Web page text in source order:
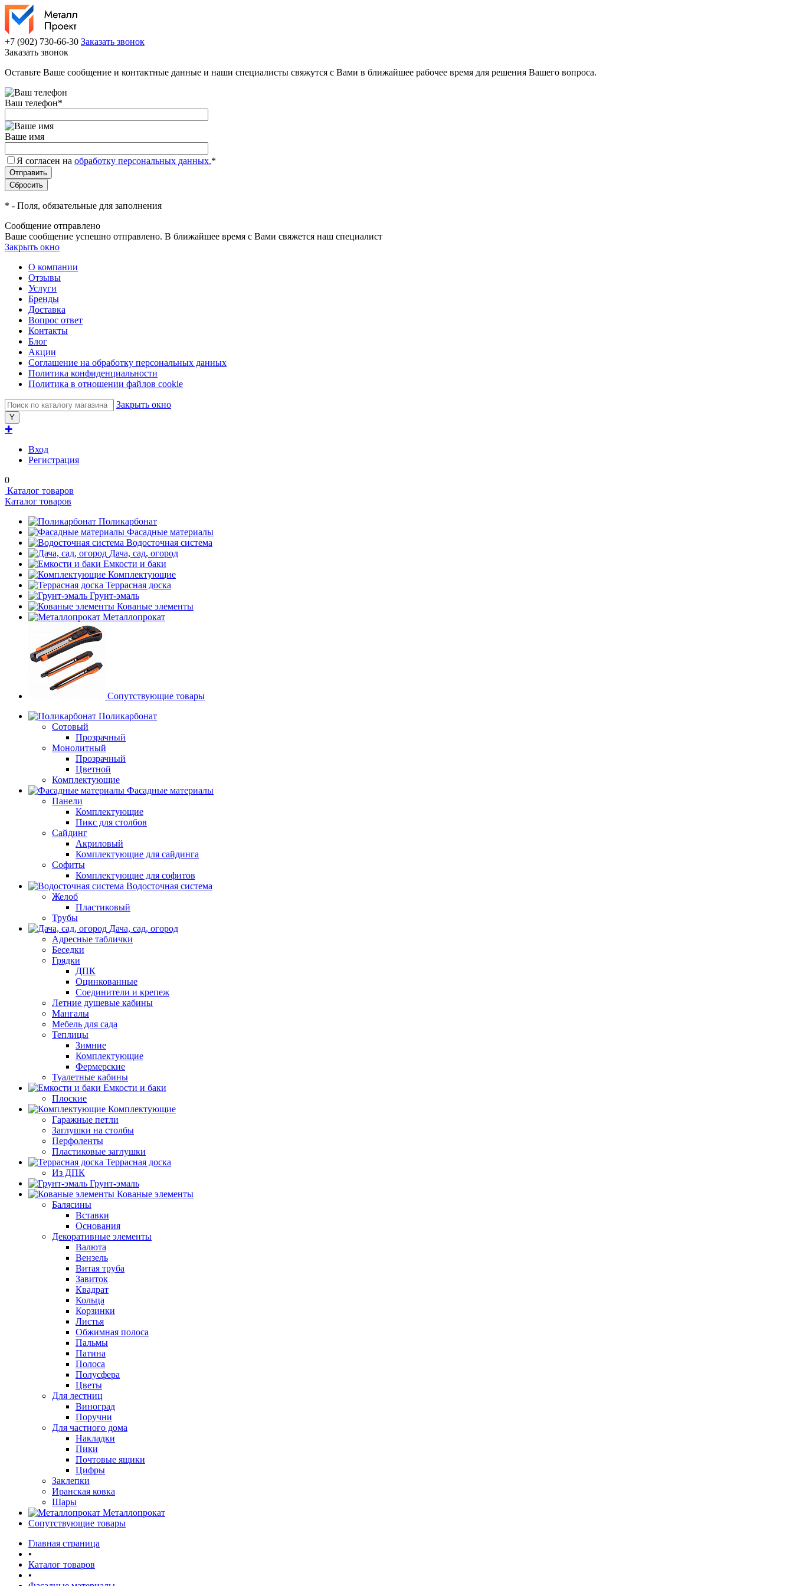
+7 (902) 730-66-30 Заказать звонок
Заказать звонок
Оставьте Ваше сообщение и контактные данные и наши специалисты свяжутся с Вами в ближайшее рабочее время для решения Вашего вопроса.
Ваш телефон*
Ваше имя
Я согласен на обработку персональных данных.*
* - Поля, обязательные для заполнения
Сообщение отправлено
Ваше сообщение успешно отправлено. В ближайшее время с Вами свяжется наш специалист
Закрыть окно
О компании
Отзывы
Услуги
Бренды
Доставка
Вопрос ответ
Контакты
Блог
Акции
Соглашение на обработку персональных данных
Политика конфиденциальности
Политика в отношении файлов cookie
Закрыть окно
✚
Вход
Регистрация
0
Каталог товаров
Каталог товаров
Поликарбонат
Фасадные материалы
Водосточная система
Дача, сад, огород
Емкости и баки
Комплектующие
Террасная доска
Грунт-эмаль
Кованые элементы
Металлопрокат
Сопутствующие товары
Поликарбонат
Сотовый
Прозрачный
Монолитный
Прозрачный
Цветной
Комплектующие
Фасадные материалы
Панели
Комплектующие
Пикс для столбов
Сайдинг
Акриловый
Комплектующие для сайдинга
Софиты
Комплектующие для софитов
Водосточная система
Желоб
Пластиковый
Трубы
Дача, сад, огород
Адресные таблички
Беседки
Грядки
ДПК
Оцинкованные
Соединители и крепеж
Летние душевые кабины
Мангалы
Мебель для сада
Теплицы
Зимние
Комплектующие
Фермерские
Туалетные кабины
Емкости и баки
Плоские
Комплектующие
Гаражные петли
Заглушки на столбы
Перфоленты
Пластиковые заглушки
Террасная доска
Из ДПК
Грунт-эмаль
Кованые элементы
Балясины
Вставки
Основания
Декоративные элементы
Валюта
Вензель
Витая труба
Завиток
Квадрат
Кольца
Корзинки
Листья
Обжимная полоса
Пальмы
Патина
Полоса
Полусфера
Цветы
Для лестниц
Виноград
Поручни
Для частного дома
Накладки
Пики
Почтовые ящики
Цифры
Заклепки
Иранская ковка
Шары
Металлопрокат
Сопутствующие товары
Главная страница
•
Каталог товаров
•